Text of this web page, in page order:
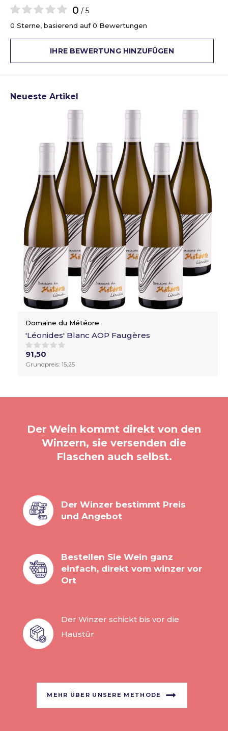
0 / 5
0 Sterne, basierend auf 0 Bewertungen
IHRE BEWERTUNG HINZUFÜGEN
Neueste Artikel
Domaine du Météore
'Léonides' Blanc AOP Faugères
91,50
Grundpreis: 15,25
Der Wein kommt direkt von den
Winzern, sie versenden die
Flaschen auch selbst.
Der Winzer bestimmt Preis
und Angebot
Bestellen Sie Wein ganz
einfach, direkt vom winzer vor
Ort
Der Winzer schickt bis vor die
Haustür
MEHR ÜBER UNSERE METHODE